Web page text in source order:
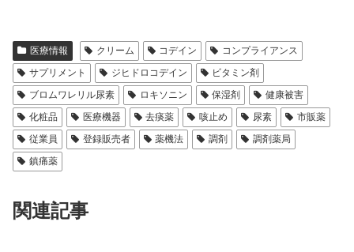
医療情報 クリーム コデイン
コンプライアンス
サプリメント
ジヒドロコデイン
ビタミン剤
ブロムワレリル尿素
ロキソニン 保湿剤
健康被害
化粧品
医療機器 去痰薬 咳止め 尿素
市販薬
従業員
登録販売者 薬機法 調剤
調剤薬局
鎮痛薬
関連記事